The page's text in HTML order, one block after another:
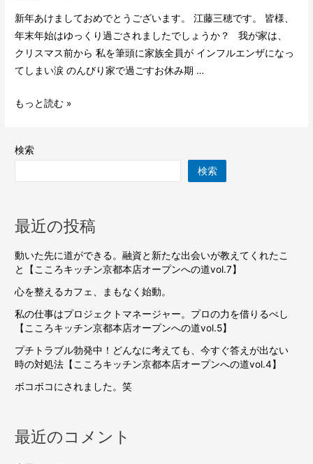
新年あけましておめでとうございます。 江藤三穂です。 皆様、
年末年始はゆっくり過ごされましたでしょうか？ 我が家は、
クリスマス前から 私を筆頭に家族全員が インフルエンザになっ
てしまい涙 のんびり家で過ごすお休み期 …
もっと読む »
検索
検索
最近の投稿
動いた先に道ができる。融資と新たな出会いが教えてくれたこ
と【こころキッチン京都本店オープンへの道vol.7】
心を整えるカフェ、まもなく始動。
私の仕事はプロジェクトマネージャー。プロの力を借りるべし
【こころキッチン京都本店オープンへの道vol.5】
プチトラブル勃発中！どんなに考えても、今すぐ答えが出ない
時の対処法【こころキッチン京都本店オープンへの道vol.4】
ボコボコにされました。笑
最近のコメント